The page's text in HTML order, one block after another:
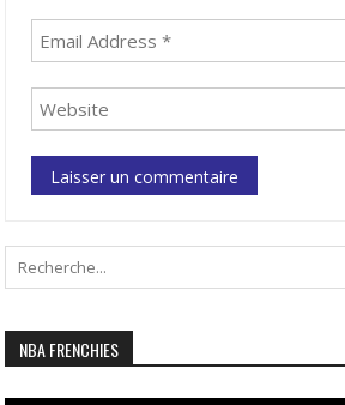
NBA FRENCHIES